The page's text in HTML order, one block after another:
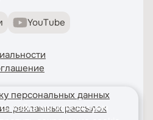
YouTube
персональных данных
рекламных рассылок
сайта мы используем